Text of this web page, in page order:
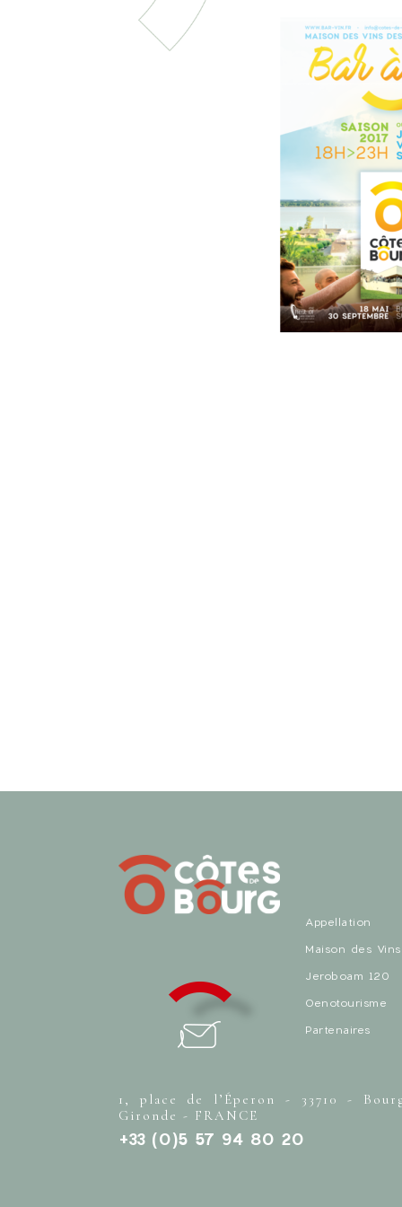
Appellation
Maison des Vins
Jeroboam 120
Oenotourisme
Partenaires
1, place de l’Éperon - 33710 -
Gironde - FRANCE
+33 (0)5 57 94 80 20